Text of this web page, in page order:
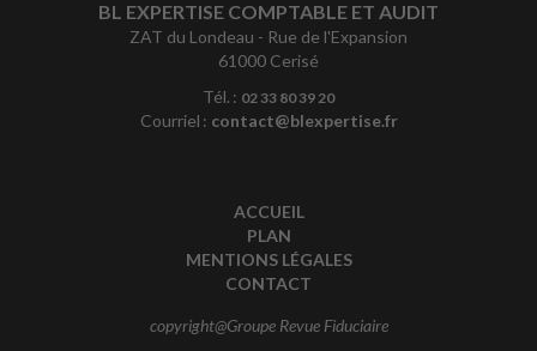
BL EXPERTISE COMPTABLE ET AUDIT
ZAT du Londeau - Rue de l'Expansion
61000 Cerisé
Tél. : 02 33 80 39 20
Courriel : contact@blexpertise.fr
ACCUEIL
PLAN
MENTIONS LÉGALES
CONTACT
copyright@Groupe Revue Fiduciaire